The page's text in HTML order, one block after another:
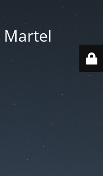
Martel